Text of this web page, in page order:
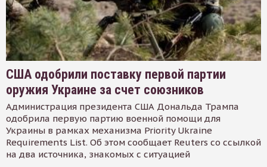
США одобрили поставку первой партии
оружия Украине за счет союзников
Администрация президента США Дональда Трампа
одобрила первую партию военной помощи для
Украины в рамках механизма Priority Ukraine
Requirements List. Об этом сообщает Reuters со ссылкой
на два источника, знакомых с ситуацией